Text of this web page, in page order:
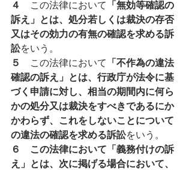
４
この法律において 「無効等確認の
訴え」とは、処分若しくは裁決の存否
又はその効力の有無の確認を求める訴
訟をいう。
５
この法律において 「不作為の違法
確認の訴え」とは、行政庁が法令に基
づく申請に対し、相当の期間内に何ら
かの処分又は裁決をすべきであるにか
かわらず、これをしないことについて
の違法の確認を求める訴訟をいう。
６　この法律において「義務付けの訴
え」とは、次に掲げる場合において、